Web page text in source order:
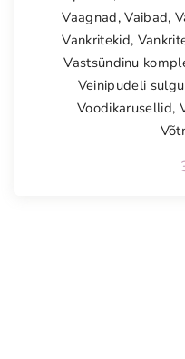
Vaagnad,Vaibad,
Vankritekid,
Vastsündinu
Veinipudeli
Voodikarusellid,